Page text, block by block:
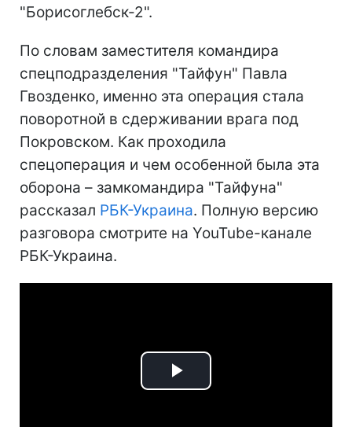
"Борисоглебск-2".
По словам заместителя командира
спецподразделения "Тайфун" Павла
Гвозденко, именно эта операция стала
поворотной в сдерживании врага под
Покровском. Как проходила
спецоперация и чем особенной была эта
оборона – замкомандира "Тайфуна"
рассказал РБК-Украина. Полную версию
разговора смотрите на YouTube-канале
РБК-Украина.
Play